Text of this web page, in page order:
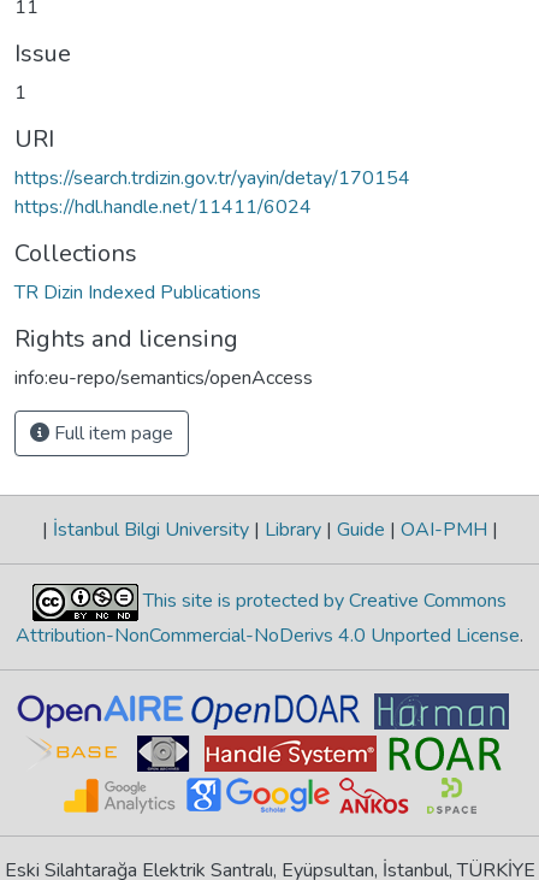
11
Issue
1
URI
https://search.trdizin.gov.tr/yayin/detay/170154
https://hdl.handle.net/11411/6024
Collections
TR Dizin Indexed Publications
Rights and licensing
info:eu-repo/semantics/openAccess
Full item page
| İstanbul Bilgi University | Library | Guide | OAI-PMH |
This site is protected by Creative Commons
Attribution-NonCommercial-NoDerivs 4.0 Unported License.
Eski Silahtarağa Elektrik Santralı, Eyüpsultan, İstanbul, TÜRKİYE